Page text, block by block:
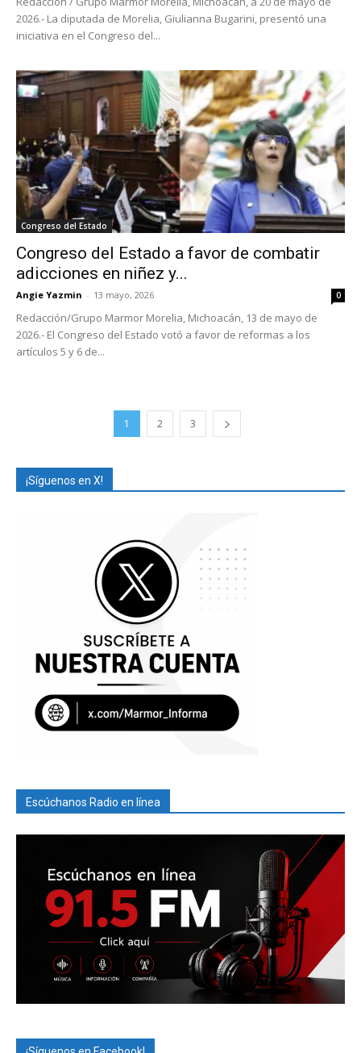
2026.- La diputada de Morelia, Giulianna Bugarini, presentó una
iniciativa en el Congreso del...
Congreso del Estado
Congreso del Estado a favor de combatir
adicciones en niñez y...
Angie Yazmin - 13 mayo, 2026 0
Redacción/Grupo Marmor Morelia, Michoacán, 13 de mayo de
2026.- El Congreso del Estado votó a favor de reformas a los
artículos 5 y 6 de...
1 2 3
¡Síguenos en X!
Escúchanos Radio en línea